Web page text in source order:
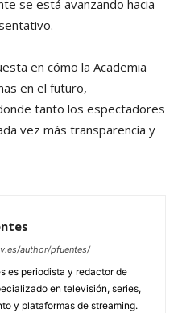
se está avanzando hacia
en cómo la Academia
en el futuro,
tanto los espectadores
vez más transparencia y
author/pfuentes/
es periodista y redactor de
en televisión, series,
y plataformas de streaming.